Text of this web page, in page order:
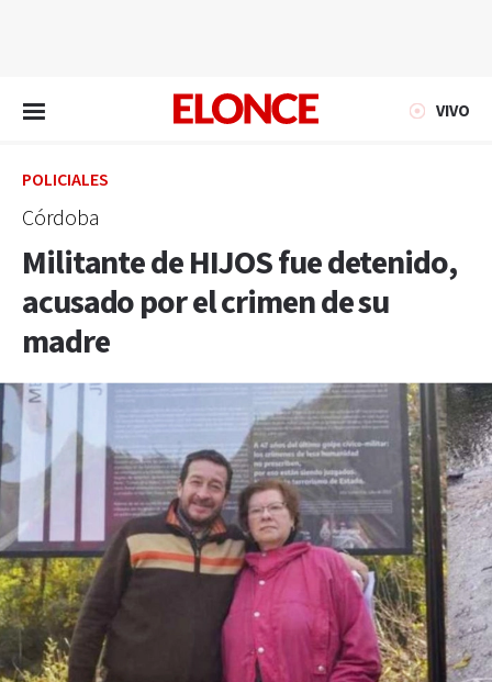
VIVO
POLICIALES
Córdoba
Militante de HIJOS fue detenido,
acusado por el crimen de su
madre